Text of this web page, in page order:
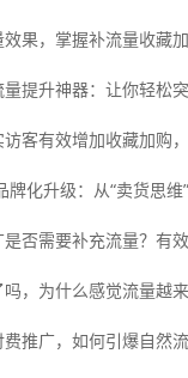
推广，如何引爆自然流